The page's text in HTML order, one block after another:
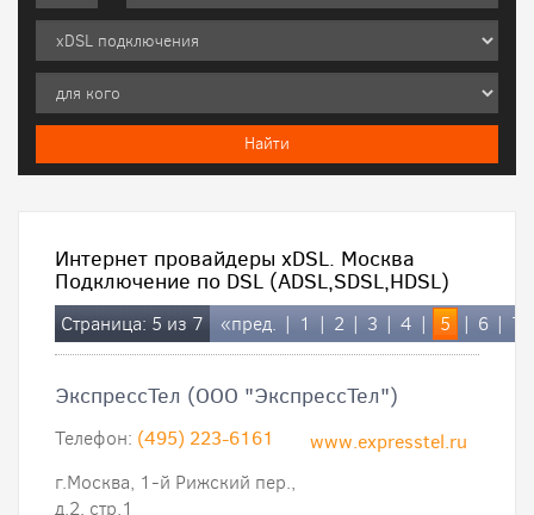
Интернет провайдеры xDSL. Москва
Подключение по DSL (ADSL,SDSL,HDSL)
Страница: 5 из 7 «пред. | 1 | 2 | 3 | 4 | 5 | 6 | 7
ЭкспрессТел (ООО "ЭкспрессТел")
www.expresstel.ru
Телефон: (495) 223-6161
г.Москва, 1-й Рижский пер.,
д.2, стр.1